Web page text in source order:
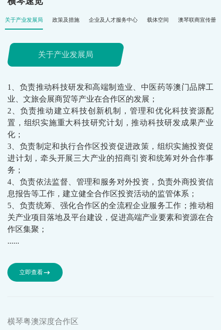
关于产业发展局 政策及措施 企业及人才服务中心 载体空间 澳琴联商宣传册
关于产业发展局
1、负责推动科技研发和高端制造业、中医药等澳门品牌工
业、文旅会展商贸等产业在合作区的发展；
2、负责推动建立科技创新机制，管理和优化科技资源配
置，组织实施重大科技研究计划，推动科技研发成果产业
化；
3、负责制定和执行合作区投资促进政策，组织实施投资促
进计划，牵头开展三大产业的招商引资和统筹对外合作事
务；
4、负责依法监督、管理和服务对外投资，负责外商投资信
息报告等工作，建立健全合作区投资活动的监管体系；
5、负责统筹、强化合作区的全流程企业服务工作；推动相
关产业项目落地及平台建设，促进高端产业要素和资源在合
作区集聚；
......
立即查看
横琴粤澳深度合作区